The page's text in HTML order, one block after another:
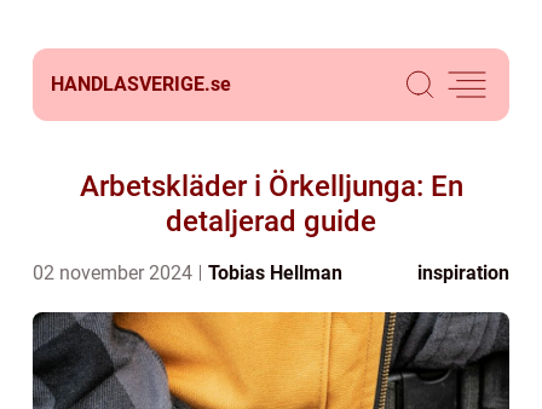
HANDLASVERIGE.se
Arbetskläder i Örkelljunga: En
detaljerad guide
02 november 2024 Tobias Hellman inspiration